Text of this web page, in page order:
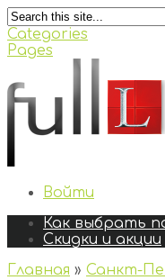
Categories
Pages
Войти
Как выбрать
Скидки и акции
Главная » Санкт-